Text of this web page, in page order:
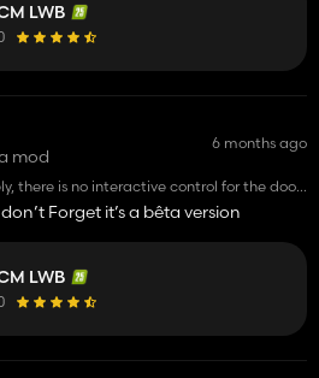
pour toutes les gén + bug (mélange
sur colonne de direction)
de sol (alternance gris / beige)
uniquement l'arrière (IDEM pour le T7).
LWB
mod
6 months ago
there is no interactive control for the door
Forget it’s a bêta version
LWB